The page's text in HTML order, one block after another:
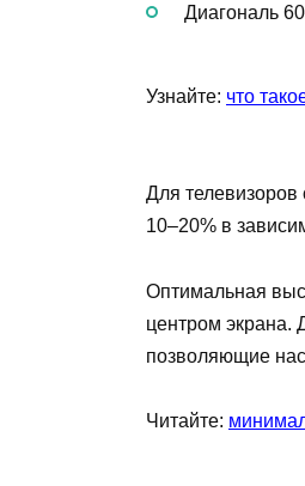
Диагональ
Узнайте: что
Для телевизоров
10–20% в
Оптимальная
центром экрана.
позволяющие
Читайте: